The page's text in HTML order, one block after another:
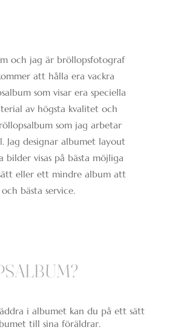
och jag är bröllopsfotograf
att hålla era vackra
som visar era speciella
av högsta kvalitet och
som jag arbetar
Jag designar albumet layout
bilder visas på bästa möjliga
eller ett mindre album att
bästa service.
i albumet kan du på ett sätt
till sina föräldrar.